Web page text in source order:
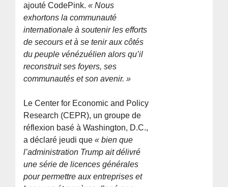
ajouté CodePink.« Nous
exhortons la communauté
internationale à soutenir les efforts
de secours et à se tenir aux côtés
du peuple vénézuélien alors qu’il
reconstruit ses foyers, ses
communautés et son avenir. »
Le Center for Economic and Policy
Research (CEPR), un groupe de
réflexion basé à Washington, D.C.,
a déclaré jeudi que « bien que
l’administration Trump ait délivré
une série de licences générales
pour permettre aux entreprises et